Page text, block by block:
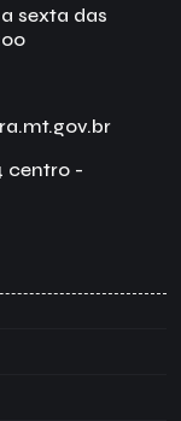
sexta das
centro -